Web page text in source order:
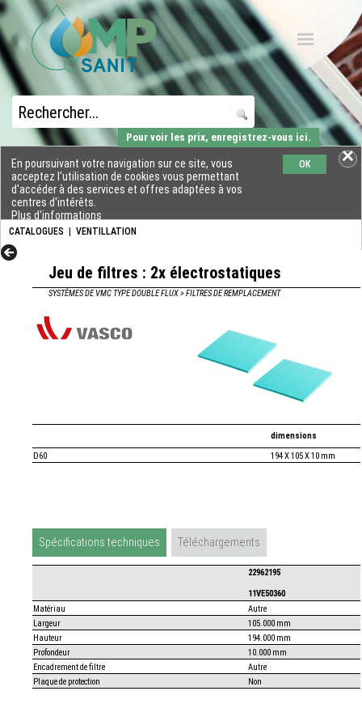
CATALOGUES VENTILLATION
En poursuivant votre navigation sur ce site, vous
acceptez l'utilisation de cookies vous permettant
d'accéder à des services et offres adaptées à vos
centres d'intérêts.
Plus d'informations
OK
Pour voir les prix, enregistrez-vous ici.